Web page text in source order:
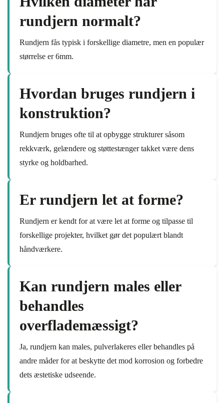
rundjern normalt?
Rundjern fås typisk i forskellige diametre, men en populær
størrelse er 6mm.
Hvordan bruges rundjern i
konstruktion?
Rundjern bruges ofte til at opbygge strukturer såsom
rekkværk, gelændere og støttestænger takket være dens
styrke og holdbarhed.
Er rundjern let at forme?
Rundjern er kendt for at være let at forme og tilpasse til
forskellige projekter, hvilket gør det populært blandt
håndværkere.
Kan rundjern males eller
behandles
overflademæssigt?
Ja, rundjern kan males, pulverlakeres eller behandles på
andre måder for at beskytte det mod korrosion og forbedre
dets æstetiske udseende.